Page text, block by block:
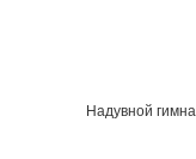
Надувной